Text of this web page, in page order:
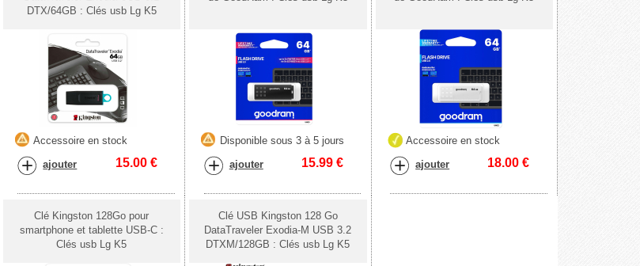
DTX/64GB : Clés usb Lg K5
Accessoire en stock
ajouter 15.00€
Disponible sous 3 à 5 jours
ajouter 15.99€
Accessoire en stock
ajouter 18.00 €
Clé Kingston 128Go pour
smartphone et tablette USB-C :
Clés usb Lg K5
Clé USB Kingston 128 Go
DataTraveler Exodia-M USB 3.2
DTXM/128GB : Clés usb Lg K5